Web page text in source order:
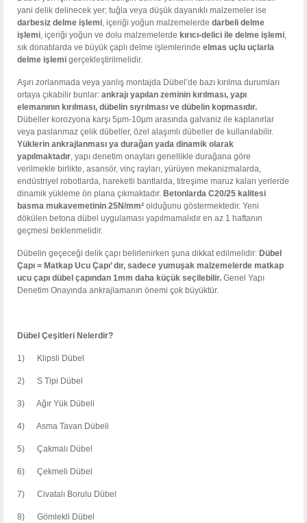
yani delik delinecek yer; tuğla veya düşük dayanıklı malzemeler ise
darbesiz delme işlemi, içeriği yoğun malzemelerdedarbeli delme
işlemi, içeriği yoğun ve dolu malzemelerde kırıcı-delici ile delme işlemi,
sık donatılarda ve büyük çaplı delme işlemlerindeelmas uçlu uçlarla
delme işlemi gerçekleştirilmelidir.
Aşırı zorlanmada veya yanlış montajda Dübel’de bazı kırılma durumları
ortaya çıkabilir bunlar:ankrajı yapılan zeminin kırılması, yapı
elemanının kırılması, dübelin sıyrılması ve dübelin kopmasıdır.
Dübeller korozyona karşı 5µm-10µm arasında galvaniz ile kaplanırlar
veya paslanmaz çelik dübeller, özel alaşımlı dübeller de kullanılabilir.
Yüklerin ankrajlanması ya durağan yada dinamik olarak
yapılmaktadır, yapı denetim onayları genellikle durağana göre
verilmekle birlikte, asansör, vinç rayları, yürüyen mekanizmalarda,
endüstriyel robotlarda, hareketli bantlarda, titreşime maruz kalan yerlerde
dinamik yükleme ön plana çıkmaktadır. Betonlarda C20/25 kalitesi
basma mukavemetinin 25N/mm²olduğunu göstermektedir. Yeni
dökülen betona dübel uygulaması yapılmamalıdır en az 1 haftanın
geçmesi beklenmelidir.
Dübelin geçeceği delik çapı belirlenirken şuna dikkat edilmelidir: Dübel
Çapı = Matkap Ucu Çapı’ dır, sadece yumuşak malzemelerde matkap
ucu çapı dübel çapından 1mm daha küçük seçilebilir.Genel Yapı
Denetim Onayında ankrajlamanın önemi çok büyüktür.
Dübel Çeşitleri Nelerdir?
1) Klipsli Dübel
2) S Tipi Dübel
3) Ağır Yük Dübeli
4) Asma Tavan Dübeli
5) Çakmalı Dübel
6) Çekmeli Dübel
7) Civatalı Borulu Dübel
8) Gömlekli Dübel